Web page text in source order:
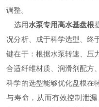
调整。
选用水泵专用高水基盘根
况分析、成于科学选型、终
键在于：根据水泵转速、压
合适纤维材质、润滑剂配方
科学的选型能够优化盘根在
与寿命，从而有效控制泄